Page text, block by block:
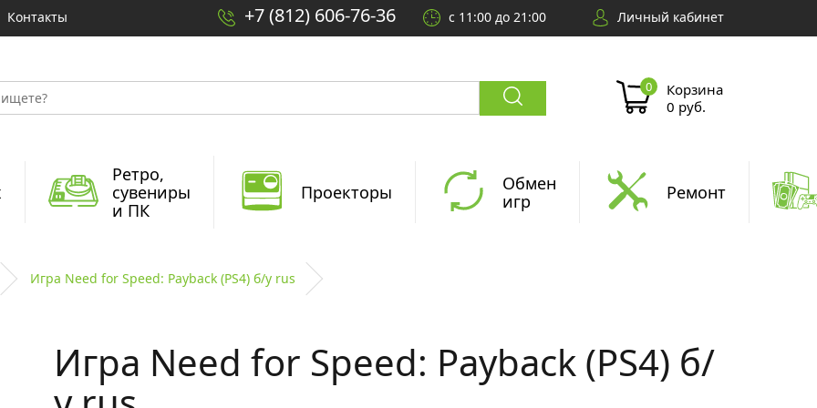
Контакты +7 (812) 606-76-36 с 11:00 до 21:00 Личный кабинет
Корзина
0 руб.
Ретро,
сувениры
и ПК
Проекторы
Обмен
игр
Ремонт
Игра Need for Speed: Payback (PS4) б/у rus
Игра Need for Speed: Payback (PS4) б/